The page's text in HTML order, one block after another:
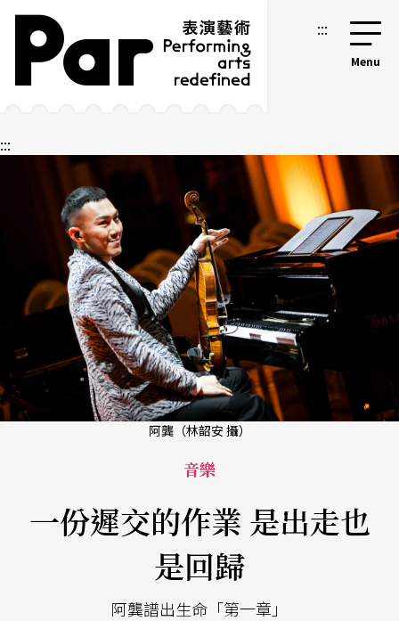
跳到主要內容區塊
網站導覽 :::
:::
阿龔（林韶安 攝）
音樂
一份遲交的作業 是出走也
是回歸
阿龔譜出生命「第一章」